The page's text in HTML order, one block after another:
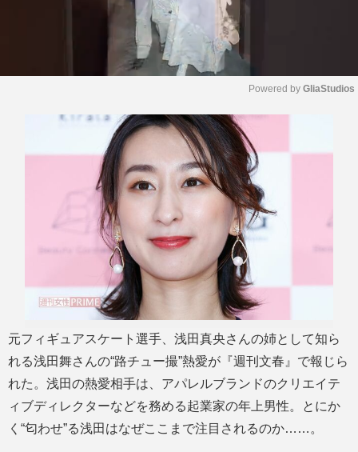
t
Powered by GliaStudios
元フィギュアスケート選手、浅田真央さんの姉として知ら
れる浅田舞さんの“路チュー撮”熱愛が『週刊文春』で報じら
れた。浅田の熱愛相手は、アパレルブランドのクリエイテ
ィブディレクターなどを務める起業家の年上男性。とにか
く“匂わせ”る浅田はなぜここまで注目されるのか……。